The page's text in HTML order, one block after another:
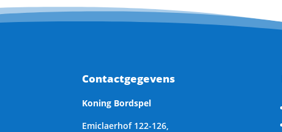
Contactgegevens
Koning Bordspel
Emiclaerhof 122-126,